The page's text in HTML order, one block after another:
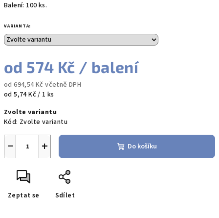
Balení: 100 ks.
VARIANTA:
od 574 Kč / balení
od694,54 Kč včetně DPH
Měrná
od 5,74 Kč / 1 ks
Zvolte variantu
Kód: Zvolte variantu
+
− Do košíku
Zeptat se Sdílet